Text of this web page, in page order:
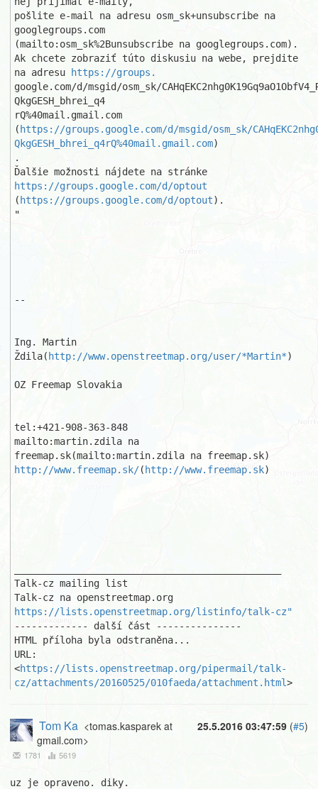
pošlite e-mail na adresu osm_sk+unsubscribe na
googlegroups.com
(mailto:osm_sk%2Bunsubscribe na googlegroups.com).
Ak chcete zobraziť túto diskusiu na webe, prejdite
na adresu
https://groups.
google.com/d/msgid/osm_sk/
QkgGESH_bhrei_q4
rQ%40mail.gmail.com
( https://groups.google.com/d/msgid/osm_sk/
QkgGESH_bhrei_q4rQ%40mail.gmail.com)
.
https://groups.google.com/d/optout
( https://groups.google.com/d/optout).
"
--
Ing. Martin
Ždila( http://www.openstreetmap.org/user/*Martin*)
OZ Freemap Slovakia
tel:+421-908-363-848
mailto:martin.zdila na
http://www.freemap.sk/( http://www.freemap.sk)
Talk-cz mailing list
https://lists.openstreetmap.org/listinfo/talk-cz"
------------- další část ---------------
HTML příloha byla odstraněna...
URL:
<https://lists.openstreetmap.org/pipermail/talk-
cz/attachments/20160525/010faeda/attachment.html>
25.5.2016 03:47:59 (#5)
Tom Ka <tomas.kasparek at
gmail.com>
1781 5619
uz je opraveno. diky.